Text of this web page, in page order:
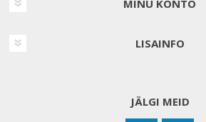
MINU KONTO
LISAINFO
JÄLGI MEID